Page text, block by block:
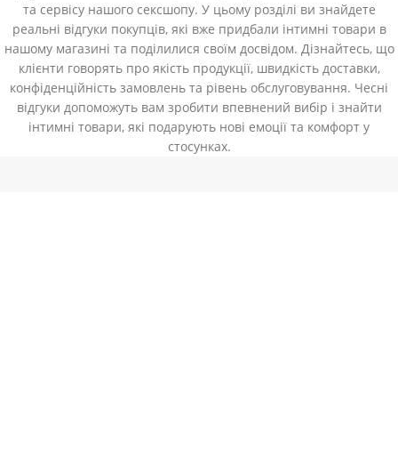
та сервісу нашого сексшопу. У цьому розділі ви знайдете
реальні відгуки покупців, які вже придбали інтимні товари в
нашому магазині та поділилися своїм досвідом. Дізнайтесь, що
клієнти говорять про якість продукції, швидкість доставки,
конфіденційність замовлень та рівень обслуговування. Чесні
відгуки допоможуть вам зробити впевнений вибір і знайти
інтимні товари, які подарують нові емоції та комфорт у
стосунках.